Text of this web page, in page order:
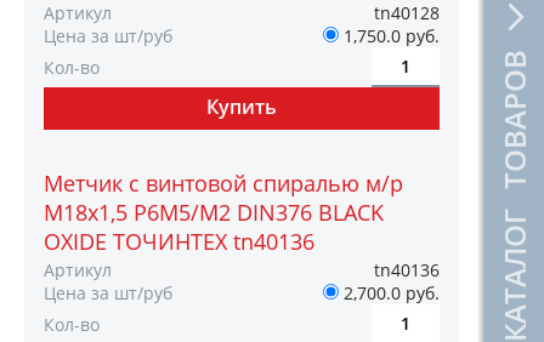
КАТАЛОГ ТОВАРОВ
Артикул
tn40128
Цена за шт/руб
1,750.0 руб.
Кол-во
Метчик с винтовой спиралью м/р
М18х1,5 Р6М5/М2 DIN376 BLACK
OXIDE ТОЧИНТЕХ tn40136
Артикул
tn40136
Цена за шт/руб
2,700.0 руб.
Кол-во